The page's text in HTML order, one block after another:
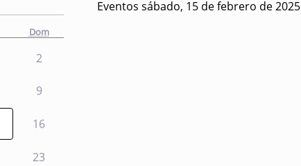
Dom
2
9
16
23
Eventos sábado, 15 de febrero de 2025